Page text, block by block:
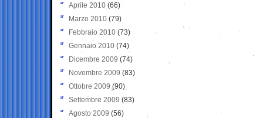
Aprile 2010 (66)
Marzo 2010 (79)
Febbraio 2010 (73)
Gennaio 2010 (74)
Dicembre 2009 (74)
Novembre 2009 (83)
Ottobre 2009 (90)
Settembre 2009 (83)
Agosto 2009 (56)